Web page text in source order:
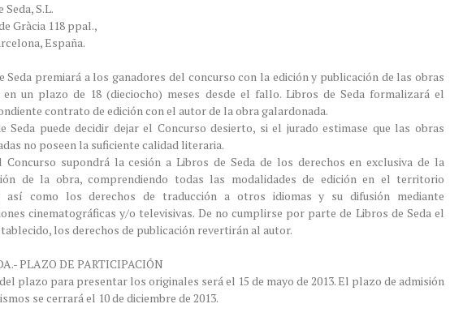
S.L.
Gràcia 118 ppal.,
España.
Seda premiará a los ganadores del concurso con la edición y publicación de las obras
en un plazo de 18 (dieciocho) meses desde el fallo. Libros de Seda formalizará el
contrato de edición con el autor de la obra galardonada.
Seda puede decidir dejar el Concurso desierto, si el jurado estimase que las obras
no poseen la suficiente calidad literaria.
Concurso supondrá la cesión a Libros de Seda de los derechos en exclusiva de la
de la obra, comprendiendo todas las modalidades de edición en el territorio
así como los derechos de traducción a otros idiomas y su difusión mediante
cinematográficas y/o televisivas. De no cumplirse por parte de Libros de Seda el
los derechos de publicación revertirán al autor.
PLAZO DE PARTICIPACIÓN
plazo para presentar los originales será el 15 de mayo de 2013. El plazo de admisión
se cerrará el 10 de diciembre de 2013.